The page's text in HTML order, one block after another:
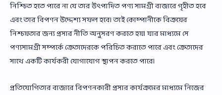
নিশ্চিত হতে পারে না যে তার উৎপাদিত পণ্য সামগ্রী বাজারে গৃহীত হবে
এবং তার বিপণন উদ্দেশ্য সফল হবে। তাই কোম্পানীকে বিক্রয়ের
নিশ্চয়তার জন্য প্রসার নীতি অনুসরণ করতে হয়। যার মাধ্যমে সে
পণ্যসামগ্রী সম্পর্কে ক্রেতাদেরকে পরিচিত করাতে পারে এবং ক্রেতাদের
সাথে একটি কার্যকরী যোগাযোগ স্থাপন করতে পারে।
প্রতিযোগিতার বাজারে বিপণনকারী প্রসার কার্যক্রমের মাধ্যমে নিজের